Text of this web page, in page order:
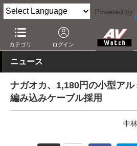
Powered by
カテゴリ ログイン
AV Watch 製品 ヘッドフォン その
ニュース
ナガオカ、1,180円の小型アル
編み込みケーブル採用
中